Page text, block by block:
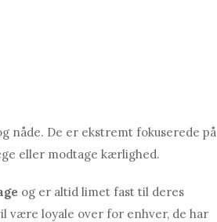
nåde. De er ekstremt fokuserede på
eller modtage kærlighed.
og er altid limet fast til deres
være loyale over for enhver, de har